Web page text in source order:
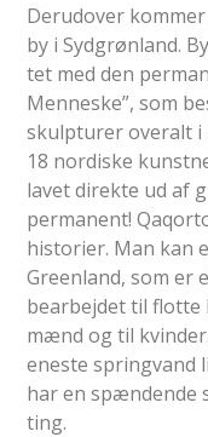
Derudover
by i Sydgrønland.
tet med den
Menneske”, som
skulpturer overalt i
18 nordiske
lavet direkte ud af
permanent!
historier. Man kan
Greenland, som er
bearbejdet til flotte
mænd og til
eneste springvand
har en spændende
ting.